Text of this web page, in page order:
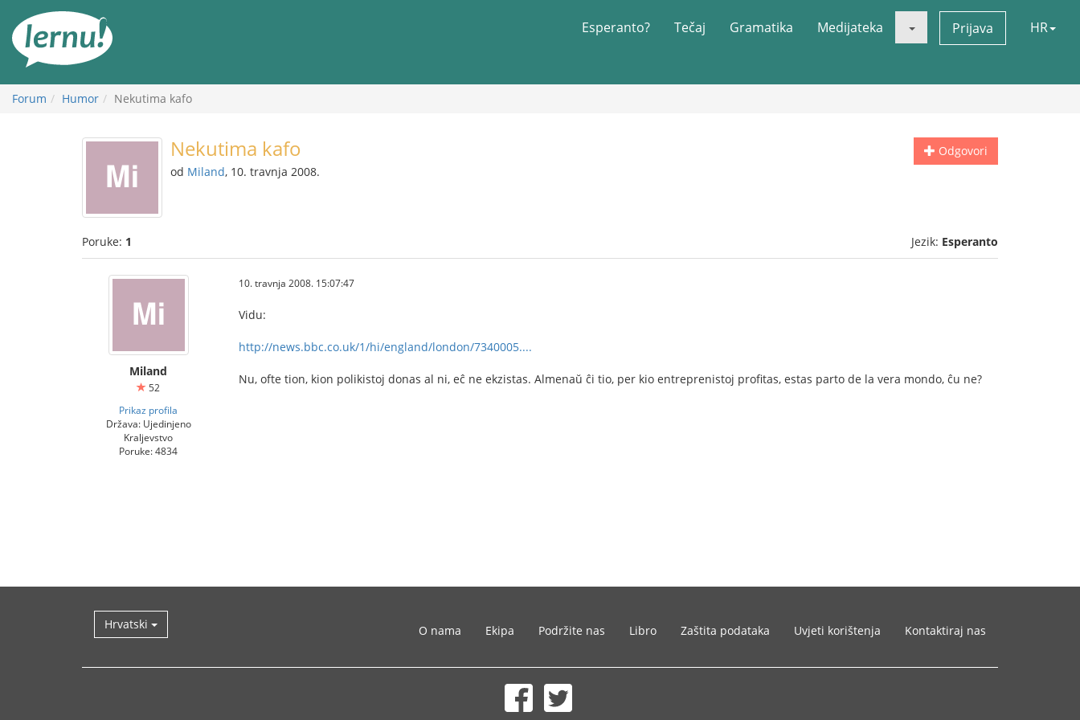
Esperanto? Tečaj Gramatika Medijateka Prijava HR
Forum Humor Nekutima kafo
Odgovori
Nekutima kafo
od Miland, 10. travnja 2008.
Poruke: 1 Jezik: Esperanto
Miland
52
Prikaz profila
Država: Ujedinjeno
Kraljevstvo
Poruke: 4834
10. travnja 2008. 15:07:47
Vidu:
http://news.bbc.co.uk/1/hi/england/london/7340005....
Nu, ofte tion, kion polikistoj donas al ni, eĉ ne ekzistas. Almenaŭ ĉi tio, per kio entreprenistoj profitas, estas parto de la vera mondo, ĉu ne?
Hrvatski O nama Ekipa Podržite nas Libro Zaštita podataka Uvjeti korištenja Kontaktiraj nas